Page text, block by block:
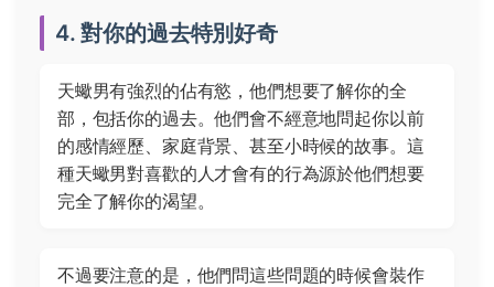
4. 對你的過去特別好奇
天蠍男有強烈的佔有慾，他們想要了解你的全
部，包括你的過去。他們會不經意地問起你以前
的感情經歷、家庭背景、甚至小時候的故事。這
種天蠍男對喜歡的人才會有的行為源於他們想要
完全了解你的渴望。
不過要注意的是，他們問這些問題的時候會裝作